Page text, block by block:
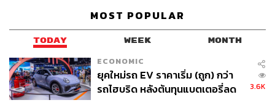
MOST POPULAR
TODAY WEEK MONTH
ECONOMIC
ยุคใหม่รถ EV ราคาเริ่ม (ถูก) กว่า
รถไฮบริด หลังต้นทุนแบตเตอรี่ลด
3.6K